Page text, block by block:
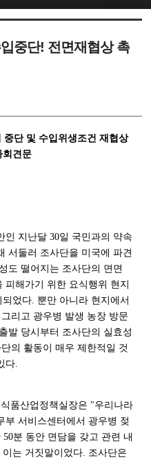
중단! 전면재협상 촉
단 및 수입위생조건 재협상
회견문
인 지난달 30일 국민과의 약속
서둘러 조사단을 미국에 파견
도 떨어지는 조사단의 면면
해가기 위한 요식행위 현지
었다. 뿐만 아니라 현지에서
리고 광우병 발생 농장 방문
발 당시부터 조사단의 실효성
의 활동이 매우 제한적일 것
다.
품산업정책실장은 "우리나라
부 서비스센터에서 광우병 젖
분 동안 면담을 갖고 관련 내
는 거짓말이었다. 조사단은
치북5
치북5